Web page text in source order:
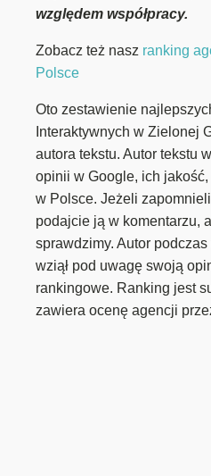
względem współpracy.
Zobacz też nasz ranking
Polsce
Oto zestawienie
Interaktywnych w Zielonej
autora tekstu. Autor tekstu
opinii w Google, ich
w Polsce. Jeżeli
podajcie ją w komentarzu,
sprawdzimy. Autor
wziął pod uwagę swoją
rankingowe. Ranking jest
zawiera ocenę agencji